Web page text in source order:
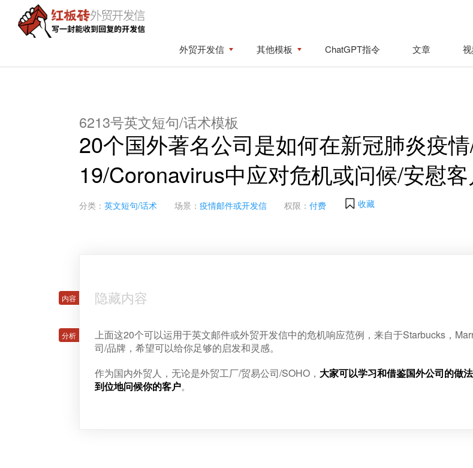
primary
content
砖
外贸开发信 其他模板 ChatGPT指令 文章
6213号英文短句/话术模板
20个国外著名公司是如何在新冠肺炎疫
19/Coronavirus中应对危机或问候/安慰客
分类： 英文短句/话术 场景： 疫情邮件或开发信 权限： 付费 收藏
隐藏内容
上面这20个可以运用于英文邮件或外贸开发信中的危机响应范例，来自于Starbucks，
司/品牌，希望可以给你足够的启发和灵感。
作为国内外贸人，无论是外贸工厂/贸易公司/SOHO， 大家可以学习和借鉴国外公司的做
到位地问候你的客户。